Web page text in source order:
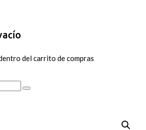
del carrito de compras